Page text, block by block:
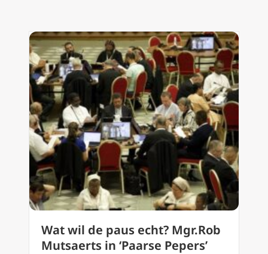
Wat wil de paus echt? Mgr.Rob
Mutsaerts in ‘Paarse Pepers’